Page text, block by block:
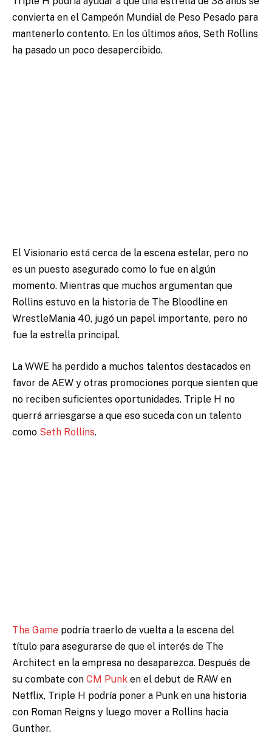
convierta en el Campeón Mundial de Peso Pesado para
mantenerlo contento. En los últimos años, Seth Rollins
ha pasado un poco desapercibido.
El Visionario está cerca de la escena estelar, pero no
es un puesto asegurado como lo fue en algún
momento. Mientras que muchos argumentan que
Rollins estuvo en la historia de The Bloodline en
WrestleMania 40, jugó un papel importante, pero no
fue la estrella principal.
La WWE ha perdido a muchos talentos destacados en
favor de AEW y otras promociones porque sienten que
no reciben suficientes oportunidades. Triple H no
querrá arriesgarse a que eso suceda con un talento
como Seth Rollins.
The Game podría traerlo de vuelta a la escena del
título para asegurarse de que el interés de The
Architect en la empresa no desaparezca. Después de
su combate con CM Punk en el debut de RAW en
Netflix, Triple H podría poner a Punk en una historia
con Roman Reigns y luego mover a Rollins hacia
Gunther.